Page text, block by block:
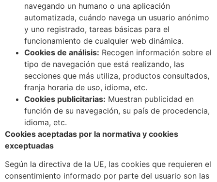
navegando un humano o una aplicación
automatizada, cuándo navega un usuario anónimo
y uno registrado, tareas básicas para el
funcionamiento de cualquier web dinámica.
Cookies de análisis: Recogen información sobre el
tipo de navegación que está realizando, las
secciones que más utiliza, productos consultados,
franja horaria de uso, idioma, etc.
Cookies publicitarias: Muestran publicidad en
función de su navegación, su país de procedencia,
idioma, etc.
Cookies aceptadas por la normativa y cookies
exceptuadas
Según la directiva de la UE, las cookies que requieren el
consentimiento informado por parte del usuario son las